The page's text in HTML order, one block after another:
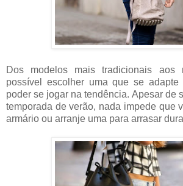
Dos modelos mais tradicionais aos
possível escolher uma que se
poder se jogar na tendência. Apesar de
temporada de verão, nada impede que
armário ou arranje uma para arrasar